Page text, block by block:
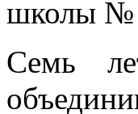
школы №
Семь